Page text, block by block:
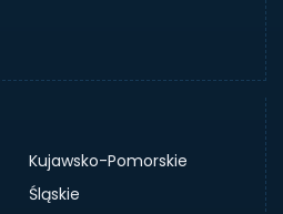
Kujawsko-Pomorskie
Śląskie